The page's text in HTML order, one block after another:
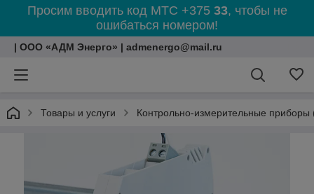
Просим вводить код МТС +375 33, чтобы не
ошибаться номером!
| ООО «АДМ Энерго» | admenergo@mail.ru
Товары и услуги Контрольно-измерительные